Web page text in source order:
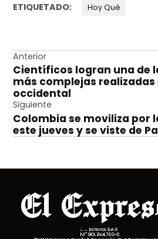
ETIQUETADO: Hoy Qué
Navegación
de
entradas
Anterior
Científicos logran una de
más complejas
occidental
Siguiente
Colombia se moviliza por
este jueves y se viste de